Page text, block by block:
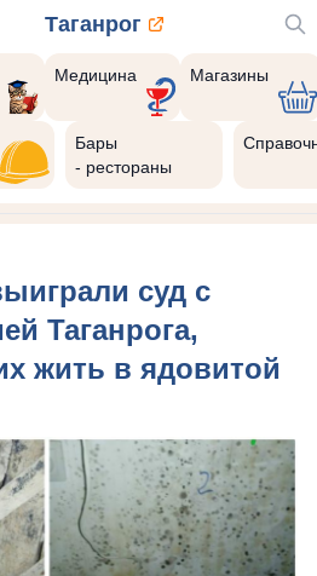
Таганрог
Медицина Магазины
Бары
- рестораны
суд с
Таганрога,
жить в ядовитой